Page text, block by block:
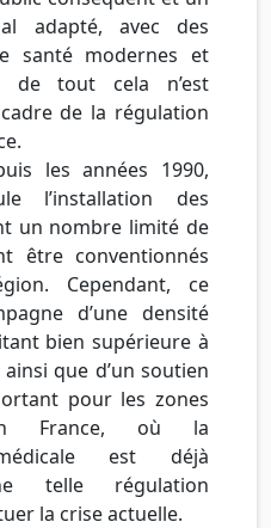
adapté, avec des
santé modernes et
de tout cela n’est
de la régulation
les années 1990,
l’installation des
un nombre limité de
être conventionnés
Cependant, ce
d’une densité
bien supérieure à
que d’un soutien
pour les zones
France, où la
est déjà
telle régulation
la crise actuelle.